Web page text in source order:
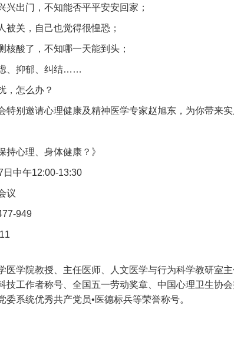
兴出门，不知能否平平安安回家；
被关，自己也觉得很惶恐；
核酸了，不知哪一天能到头；
、抑郁、纠结……
，怎么办？
特别邀请心理健康及精神医学专家赵旭东，为你带来实
持心理、身体健康？》
日中午12:00-13:30
议
949
医学院教授、主任医师、人文医学与行为科学教研室
技工作者称号、全国五一劳动奖章、中国心理卫生协
委系统优秀共产党员•医德标兵等荣誉称号。